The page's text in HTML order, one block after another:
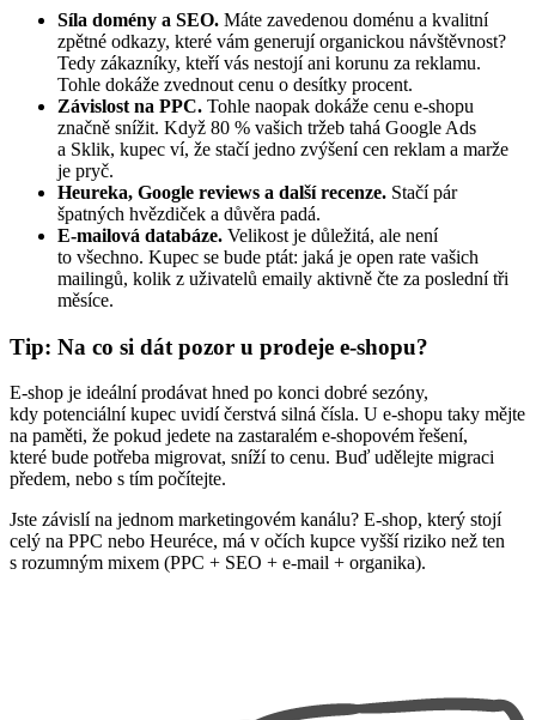
Síla domény a SEO. Máte zavedenou doménu a kvalitní
zpětné odkazy, které vám generují organickou návštěvnost?
Tedy zákazníky, kteří vás nestojí ani korunu za reklamu.
Tohle dokáže zvednout cenu o desítky procent.
Závislost na PPC. Tohle naopak dokáže cenu e-shopu
značně snížit. Když 80 % vašich tržeb tahá Google Ads
a Sklik, kupec ví, že stačí jedno zvýšení cen reklam a marže
je pryč.
Heureka, Google reviews a další recenze. Stačí pár
špatných hvězdiček a důvěra padá.
E-mailová databáze. Velikost je důležitá, ale není
to všechno. Kupec se bude ptát: jaká je open rate vašich
mailingů, kolik z uživatelů emaily aktivně čte za poslední tři
měsíce.
Tip: Na co si dát pozor u prodeje e-shopu?
E-shop je ideální prodávat hned po konci dobré sezóny,
kdy potenciální kupec uvidí čerstvá silná čísla. U e-shopu taky mějte
na paměti, že pokud jedete na zastaralém e-shopovém řešení,
které bude potřeba migrovat, sníží to cenu. Buď udělejte migraci
předem, nebo s tím počítejte.
Jste závislí na jednom marketingovém kanálu? E-shop, který stojí
celý na PPC nebo Heuréce, má v očích kupce vyšší riziko než ten
s rozumným mixem (PPC + SEO + e-mail + organika).